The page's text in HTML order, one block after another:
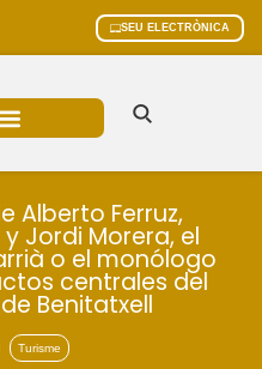
SEU ELECTRÒNICA
Alberto Ferruz,
Jordi Morera, el
o el monólogo
centrales del
Benitatxell
Turisme